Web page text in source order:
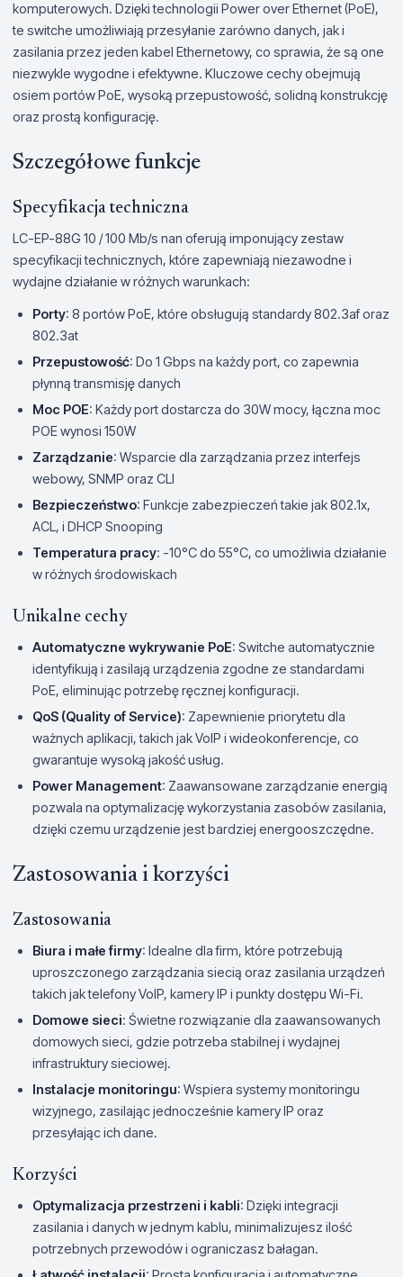
komputerowych. Dzięki technologii Power over Ethernet (PoE),
te switche umożliwiają przesyłanie zarówno danych, jak i
zasilania przez jeden kabel Ethernetowy, co sprawia, że są one
niezwykle wygodne i efektywne. Kluczowe cechy obejmują
osiem portów PoE, wysoką przepustowość, solidną konstrukcję
oraz prostą konfigurację.
Szczegółowe funkcje
Specyfikacja techniczna
LC-EP-88G 10 / 100 Mb/s nan oferują imponujący zestaw
specyfikacji technicznych, które zapewniają niezawodne i
wydajne działanie w różnych warunkach:
Porty: 8 portów PoE, które obsługują standardy 802.3af oraz
802.3at
Przepustowość: Do 1 Gbps na każdy port, co zapewnia
płynną transmisję danych
Moc POE: Każdy port dostarcza do 30W mocy, łączna moc
POE wynosi 150W
Zarządzanie: Wsparcie dla zarządzania przez interfejs
webowy, SNMP oraz CLI
Bezpieczeństwo: Funkcje zabezpieczeń takie jak 802.1x,
ACL, i DHCP Snooping
Temperatura pracy: -10°C do 55°C, co umożliwia działanie
w różnych środowiskach
Unikalne cechy
Automatyczne wykrywanie PoE: Switche automatycznie
identyfikują i zasilają urządzenia zgodne ze standardami
PoE, eliminując potrzebę ręcznej konfiguracji.
QoS (Quality of Service): Zapewnienie priorytetu dla
ważnych aplikacji, takich jak VoIP i wideokonferencje, co
gwarantuje wysoką jakość usług.
Power Management: Zaawansowane zarządzanie energią
pozwala na optymalizację wykorzystania zasobów zasilania,
dzięki czemu urządzenie jest bardziej energooszczędne.
Zastosowania i korzyści
Zastosowania
Biura i małe firmy: Idealne dla firm, które potrzebują
uproszczonego zarządzania siecią oraz zasilania urządzeń
takich jak telefony VoIP, kamery IP i punkty dostępu Wi-Fi.
Domowe sieci: Świetne rozwiązanie dla zaawansowanych
domowych sieci, gdzie potrzeba stabilnej i wydajnej
infrastruktury sieciowej.
Instalacje monitoringu: Wspiera systemy monitoringu
wizyjnego, zasilając jednocześnie kamery IP oraz
przesyłając ich dane.
Korzyści
Optymalizacja przestrzeni i kabli: Dzięki integracji
zasilania i danych w jednym kablu, minimalizujesz ilość
potrzebnych przewodów i ograniczasz bałagan.